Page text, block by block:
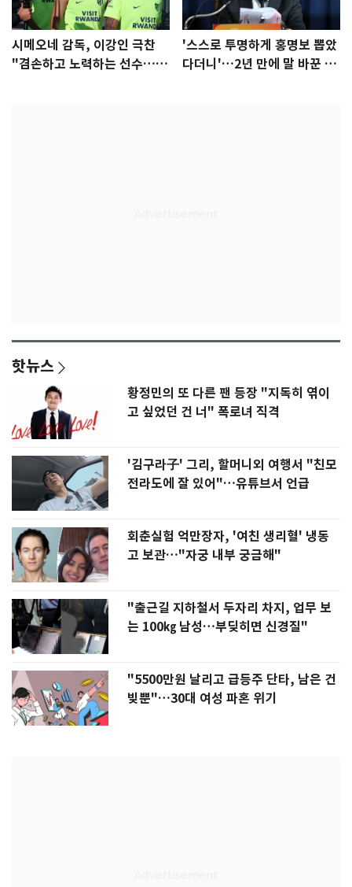
시메오네 감독, 이강인 극찬
"겸손하고 노력하는 선수…좋
'스스로 투명하게 홍명보 뽑았
다더니'…2년 만에 말 바꾼 이
핫뉴스
황정민의 또 다른 팬 등장 "지독히 엮이
고 싶었던 건 너" 폭로녀 직격
'김구라子' 그리, 할머니외 여행서 "친모
전라도에 잘 있어"…유튜브서 언급
회춘실험 억만장자, '여친 생리혈' 냉동
고 보관…"자궁 내부 궁금해"
"출근길 지하철서 두자리 차지, 업무 보
는 100㎏ 남성…부딪히면 신경질"
"5500만원 날리고 급등주 단타, 남은 건
빚뿐"…30대 여성 파혼 위기